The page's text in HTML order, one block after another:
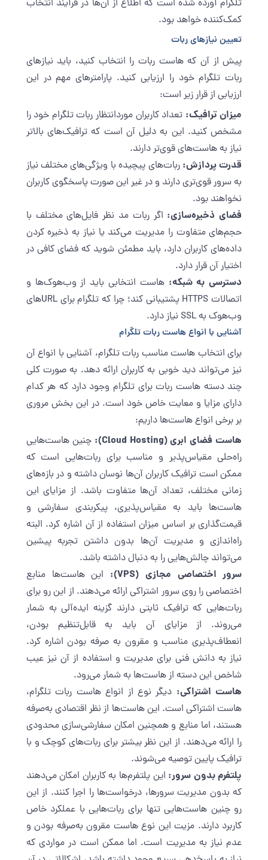
تلگرام آورده شده است که اطلاع از آ‌ن‌ها در فرآیند انتخاب
کمک‌کننده خواهد بود.
تعیین نیازهای ربات
پیش از آن که هاست ربات را انتخاب کنید، باید نیازهای
ربات تلگرام خود را ارزیابی کنید. پارامترهای مهم در این
ارزیابی از قرار زیر است:
میزان ترافیک: تعداد کاربران موردانتظار ربات تلگرام خود را
مشخص کنید. این به دلیل آن است که ترافیک‌های بالاتر
نیاز به هاست‌های قوی‌تر دارند.
قدرت پردازش:ربات‌های پیچیده با ویژگی‌های مختلف نیاز
به سرور قوی‌تری دارند و در غیر این صورت پاسخگوی کاربران
نخواهند بود.
فضای ذخیره‌سازی: اگر ربات مد نظر فایل‌های مختلف با
حجم‌های متفاوت را مدیریت می‌کند یا نیاز به ذخیره کردن
داده‌های کاربران دارد، باید مطمئن شوید که فضای کافی در
اختیار آن قرار دارد.
دسترسی به شبکه:هاست انتخابی باید از وب‌هوک‌ها و
اتصالات HTTPS پشتیبانی کند؛ چرا که تلگرام برای URLهای
وب‌هوک به SSL نیاز دارد.
آشنایی با انواع هاست ربات تلگرام
برای انتخاب هاست مناسب ربات تلگرام، آشنایی با انواع آن
نیز می‌تواند دید خوبی به کاربران ارائه دهد. به صورت کلی
چند دسته هاست ربات برای تلگرام وجود دارد که هر کدام
دارای مزایا و معایت خاص خود است. در این بخش مروری
بر برخی انواع هاست‌ها داریم:
هاست فضای ابری (Cloud Hosting
):چنین هاست‌هایی
راه‌حلی مقیاس‌پذیر و مناسب برای ربات‌هایی است که
ممکن است ترافیک کاربران آن‌ها نوسان داشته و در بازه‌های
زمانی مختلف، تعداد آن‌ها متفاوت باشد. از مزایای این
هاست‌ها باید به مقیاس‌پذیری، پیکربندی سفارشی و
قیمت‌گذاری بر اساس میزان استفاده از آن اشاره کرد. البته
راه‌اندازی و مدیریت آن‌ها بدون داشتن تجربه پیشین
می‌تواند چالش‌هایی را به دنبال داشته باشد.
سرور اختصاصی مجازی (VPS
): این هاست‌ها منابع
اختصاصی را روی سرور اشتراکی ارائه می‌دهند. از این رو برای
ربات‌هایی که ترافیک ثابتی دارند گزینه ایده‌آلی به شمار
می‌روند. از مزایای آن باید به قابل‌تنظیم بودن،
انعطاف‌پذیری مناسب و مقرون به صرفه بودن اشاره کرد.
نیاز به دانش فنی برای مدیریت و استفاده از آن نیز عیب
شاخص این دسته از هاست‌ها به شمار می‌رود.
هاست اشتراکی: دیگر نوع از انواع هاست ربات تلگرام،
هاست اشتراکی است. این هاست‌ها از نظر اقتصادی به‌صرفه
هستند، اما منابع و همچنین امکان سفارشی‌سازی محدودی
را ارائه می‌دهند. از این نظر بیشتر برای ربات‌های کوچک و با
ترافیک پایین توصیه می‌شوند.
پلتفرم بدون سرور: این پلتفرم‌ها به کاربران امکان می‌دهند
که بدون مدیریت سرورها، درخواست‌ها را اجرا کنند. از این
رو چنین هاست‌هایی تنها برای ربات‌هایی با عملکرد خاص
کاربرد دارند. مزیت این نوع هاست مقرون به‌صرفه بودن و
عدم نیاز به مدیریت است. اما ممکن است در مواردی که